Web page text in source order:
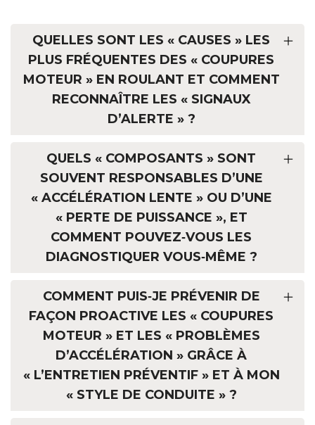
QUELLES SONT LES « CAUSES » LES
PLUS FRÉQUENTES DES « COUPURES
MOTEUR » EN ROULANT ET COMMENT
RECONNAÎTRE LES « SIGNAUX
D’ALERTE » ?
QUELS « COMPOSANTS » SONT
SOUVENT RESPONSABLES D’UNE
« ACCÉLÉRATION LENTE » OU D’UNE
« PERTE DE PUISSANCE », ET
COMMENT POUVEZ‑VOUS LES
DIAGNOSTIQUER VOUS‑MÊME ?
COMMENT PUIS‑JE PRÉVENIR DE
FAÇON PROACTIVE LES « COUPURES
MOTEUR » ET LES « PROBLÈMES
D’ACCÉLÉRATION » GRÂCE À
« L’ENTRETIEN PRÉVENTIF » ET À MON
« STYLE DE CONDUITE » ?